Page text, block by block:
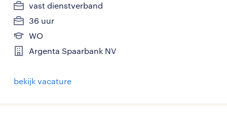
vast dienstverband
36 uur
WO
Argenta Spaarbank NV
bekijk vacature